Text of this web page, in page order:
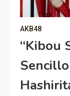
AKB48
“Kibou